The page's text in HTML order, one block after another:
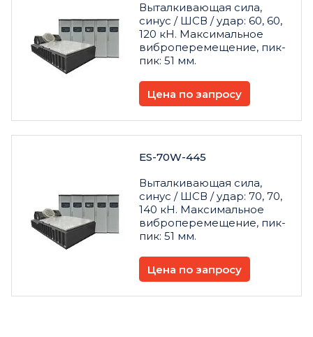
Выталкивающая сила,
синус / ШСВ / удар: 60, 60,
120 кН. Максимальное
виброперемещение, пик-
пик: 51 мм.
Цена по запросу
ES-70W-445
Выталкивающая сила,
синус / ШСВ / удар: 70, 70,
140 кН. Максимальное
виброперемещение, пик-
пик: 51 мм.
Цена по запросу